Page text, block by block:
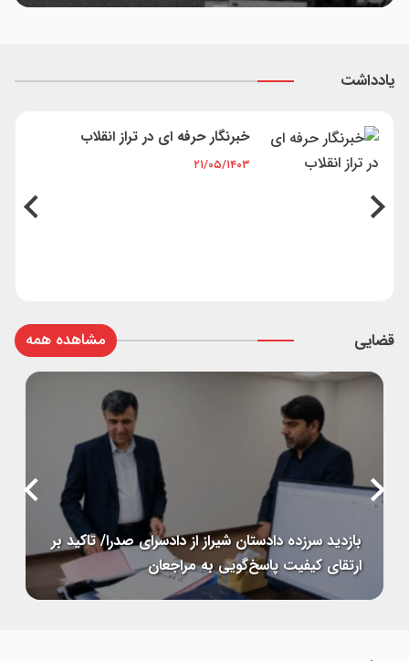
یادداشت
مجازات آسمانی در فوتبال
۲۱/۰۵/۱۴۰۳
قضایی مشاهده همه
بازداشت عامل ارسال تصاویر پرتاب موشک به
رسانه‌های معاند در یزد